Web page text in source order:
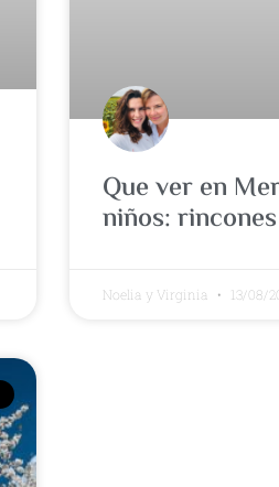
Que ver en
niños:
Noelia y Virginia 13/08/